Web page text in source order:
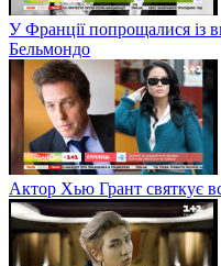
У Франції попрощалися із
Бельмондо
Актор Хью Грант святкує